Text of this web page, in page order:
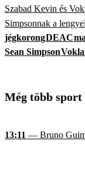
Szabad Kevin és
Simpsonnak a
jégkorongDEAC
Sean Simpson
Még több sport
13:11 — Bruno